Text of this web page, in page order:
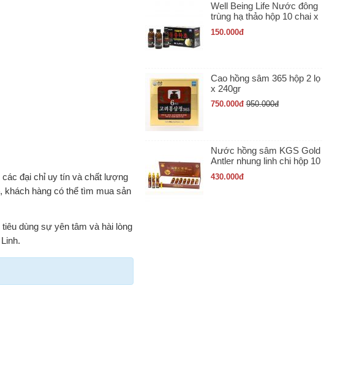
các đại chỉ uy tín và chất lượng
khách hàng có thể tìm mua sản
dùng sự yên tâm và hài lòng
Well Being Life Nước đông
trùng hạ thảo hộp 10 chai x
100ml
150.000đ
Cao hồng sâm 365 hộp 2 lọ
x 240gr
750.000đ 950.000đ
Nước hồng sâm KGS Gold
Antler nhung linh chi hộp 10
ống x 20ml
430.000đ